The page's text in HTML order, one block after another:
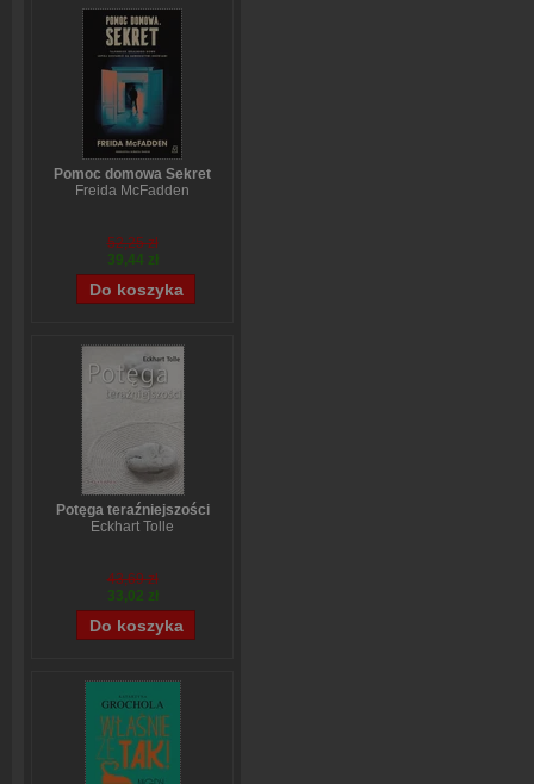
Pomoc domowa Sekret
Freida McFadden
52,25 zł
39,44 zł
Potęga teraźniejszości
Eckhart Tolle
43,69 zł
33,02 zł